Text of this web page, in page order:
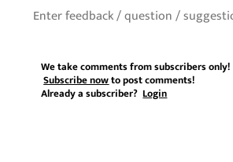
We take comments from subscribers only!
Subscribe nowto post comments!
Already a subscriber?Login